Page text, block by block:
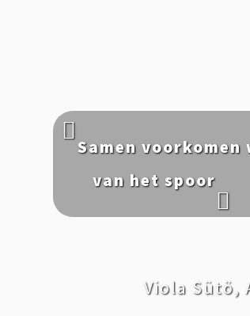
Samen
van het spoor
Viola Sütö,